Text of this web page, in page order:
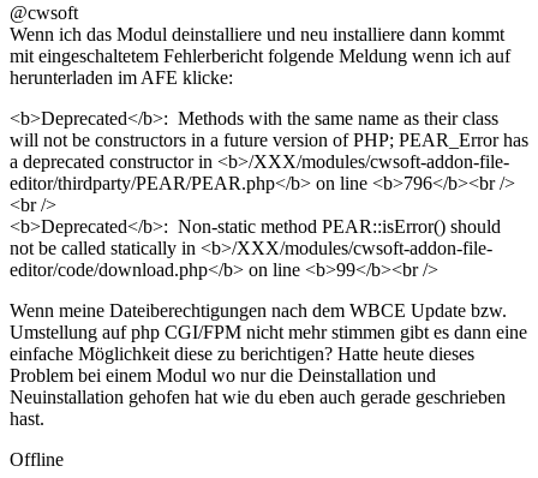
@cwsoft
Wenn ich das Modul deinstalliere und neu installiere dann kommt
mit eingeschaltetem Fehlerbericht folgende Meldung wenn ich auf
herunterladen im AFE klicke:
<b>Deprecated</b>: Methods with the same name as their class
will not be constructors in a future version of PHP; PEAR_Error has
a deprecated constructor in <b>/XXX/modules/cwsoft-addon-file-
editor/thirdparty/PEAR/PEAR.php</b> on line <b>796</b><br />
<br />
<b>Deprecated</b>: Non-static method PEAR::isError() should
not be called statically in <b>/XXX/modules/cwsoft-addon-file-
editor/code/download.php</b> on line <b>99</b><br />
Wenn meine Dateiberechtigungen nach dem WBCE Update bzw.
Umstellung auf php CGI/FPM nicht mehr stimmen gibt es dann eine
einfache Möglichkeit diese zu berichtigen? Hatte heute dieses
Problem bei einem Modul wo nur die Deinstallation und
Neuinstallation gehofen hat wie du eben auch gerade geschrieben
hast.
Offline